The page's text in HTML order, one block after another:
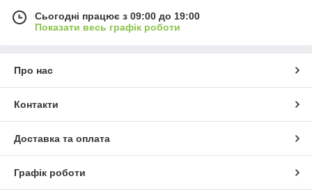
Сьогодні працює з 09:00 до 19:00
Показати весь графік роботи
Про нас
Контакти
Доставка та оплата
Графік роботи